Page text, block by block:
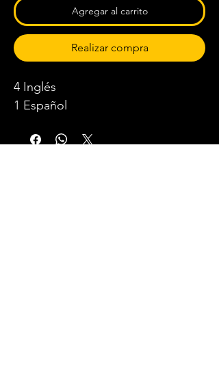
Agregar al carrito
Realizar compra
4 Inglés
1 Español